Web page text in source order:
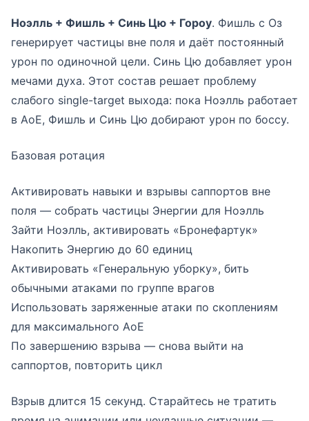
Ноэлль + Фишль + Синь Цю + Гороу. Фишль с Оз
генерирует частицы вне поля и даёт постоянный
урон по одиночной цели. Синь Цю добавляет урон
мечами духа. Этот состав решает проблему
слабого single-target выхода: пока Ноэлль работает
в АоЕ, Фишль и Синь Цю добирают урон по боссу.
Базовая ротация
Активировать навыки и взрывы саппортов вне
поля — собрать частицы Энергии для Ноэлль
Зайти Ноэлль, активировать «Бронефартук»
Накопить Энергию до 60 единиц
Активировать «Генеральную уборку», бить
обычными атаками по группе врагов
Использовать заряженные атаки по скоплениям
для максимального АоЕ
По завершению взрыва — снова выйти на
саппортов, повторить цикл
Взрыв длится 15 секунд. Старайтесь не тратить